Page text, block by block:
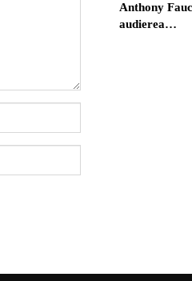
Anthony
audierea…